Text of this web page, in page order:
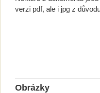
verzi pdf, ale i jpg z
Obrázky